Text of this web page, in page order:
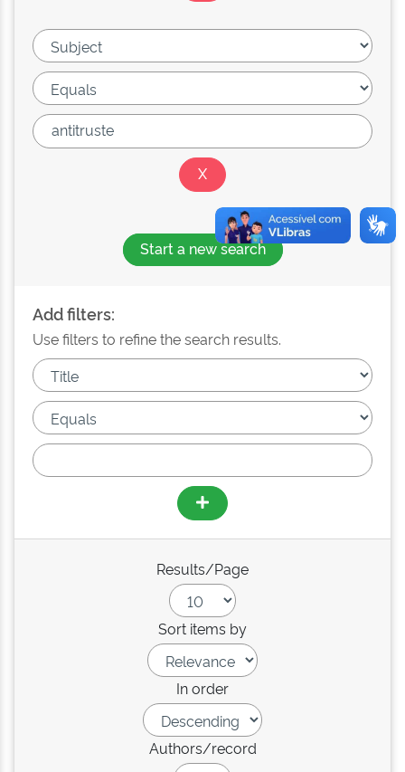
Start a new search
Add filters:
Use filters to refine the search results.
Results/Page
Sort items by
In order
Authors/record